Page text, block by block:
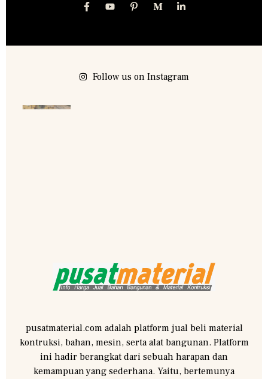
Follow us on Instagram
pusatmaterial.com adalah platform jual beli material
kontruksi, bahan, mesin, serta alat bangunan. Platform
ini hadir berangkat dari sebuah harapan dan
kemampuan yang sederhana. Yaitu, bertemunya